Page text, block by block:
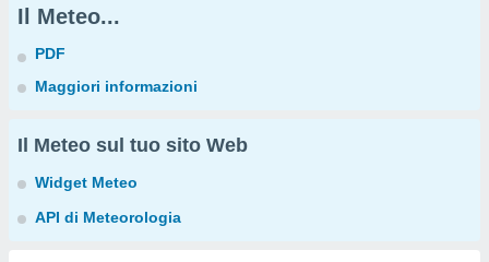
Il Meteo...
PDF
Maggiori informazioni
Il Meteo sul tuo sito Web
Widget Meteo
API di Meteorologia